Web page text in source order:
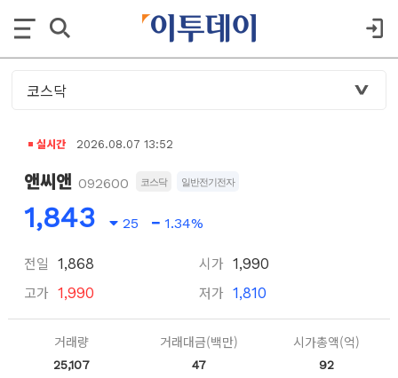
실시간 2026.08.07 13:52
앤씨앤 092600 코스닥 일반전기전자
1,843 25 1.34%
전일 1,868
고가 1,990
시가 1,990
저가 1,810
거래량
25,107
거래대금(백만)
47
시가총액(억)
92